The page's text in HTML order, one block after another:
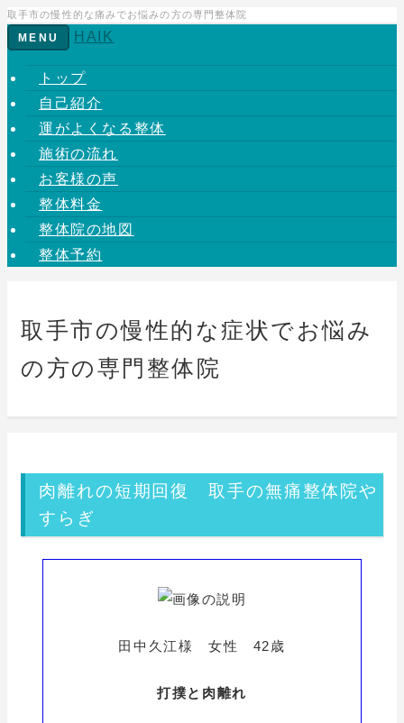
取手市の慢性的な痛みでお悩みの方の専門整体院
Toggle
navigation
MENU HAIK
トップ
自己紹介
運がよくなる整体
施術の流れ
お客様の声
整体料金
整体院の地図
整体予約
取手市の慢性的な症状でお悩み
の方の専門整体院
肉離れの短期回復 取手の無痛整体院や
すらぎ
田中久江様 女性 42歳
打撲と肉離れ